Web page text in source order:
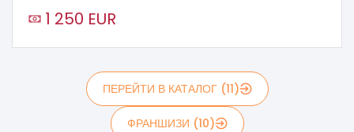
1 250 EUR
ПЕРЕЙТИ В КАТАЛОГ (11)
ФРАНШИЗИ (10)